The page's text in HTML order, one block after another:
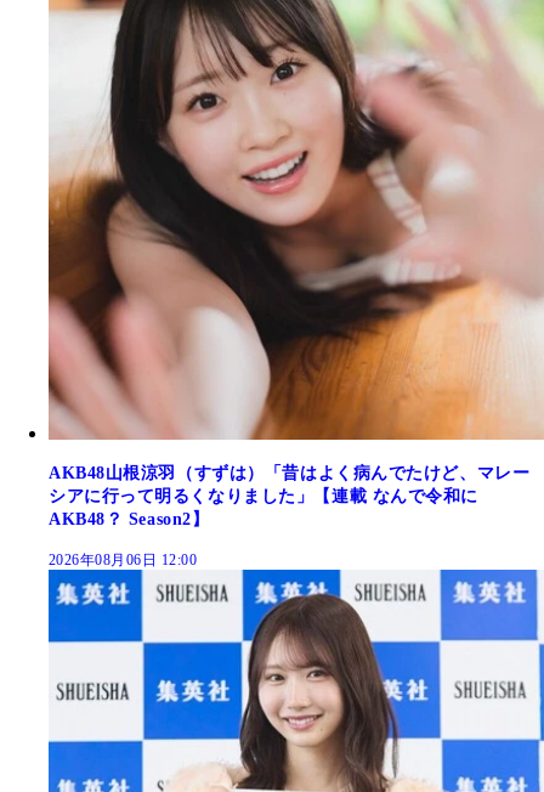
AKB48山根涼羽（すずは）「昔はよく病んでたけど、マレー
シアに行って明るくなりました」【連載 なんで令和に
AKB48？ Season2】
2026年08月06日 12:00